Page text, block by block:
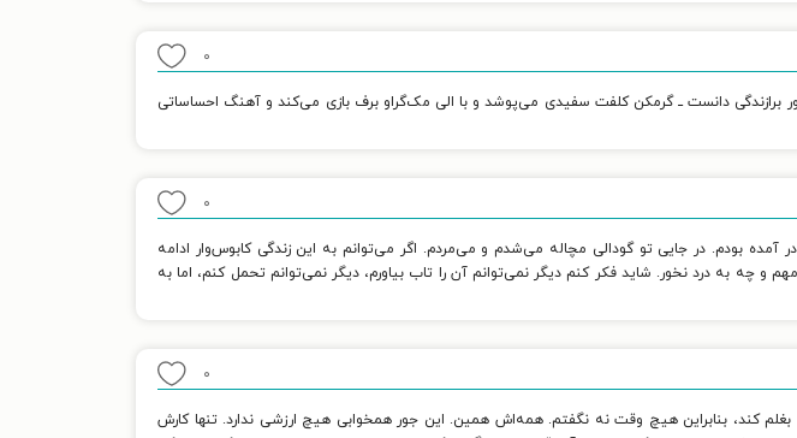
۰
برازندگی دانست ــ گرمکن کلفت سفیدی می‌پوشد و با الی مک‌گراو برف بازی می‌کند و آهنگ احساساتی
۰
بودم. در جایی تو گودالی مچاله می‌شدم و می‌مردم. اگر می‌توانم به این زندگی کابوس‌وار ادامه
چه به درد نخور. شاید فکر کنم دیگر نمی‌توانم آن را تاب بیاورم، دیگر نمی‌توانم تحمل کنم، اما به
۰
کند، بنابراین هیچ وقت نه نگفتم. همه‌اش همین. این جور همخوابی هیچ ارزشی ندارد. تنها کارش